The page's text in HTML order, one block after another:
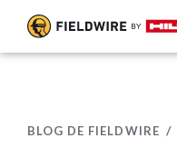
BLOG DE FIELDWIRE